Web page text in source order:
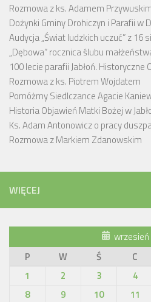
Rozmowa z ks. Adamem
Dożynki Gminy Drohiczyn i Parafii w
Audycja „Świat ludzkich uczuć” z 16
„Dębowa” rocznica ślubu
100 lecie parafii Jabłoń. Historyczne
Rozmowa z ks. Piotrem Wojdatem
Pomóżmy Siedlczance Agacie
Historia Objawień Matki Bożej w
Ks. Adam Antonowicz o pracy
Rozmowa z Markiem Zdanowskim
WIĘCEJ
P
W Ś C
1
2 3 4
8
9 10 11